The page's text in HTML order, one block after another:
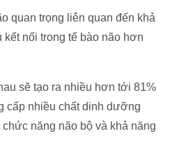
quan trọng liên quan đến khả
nối trong tế bào não hơn
sẽ tạo ra nhiều hơn tới 81%
cấp nhiều chất dinh dưỡng
năng não bộ và khả năng